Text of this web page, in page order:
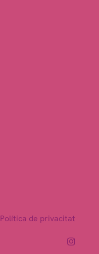
Política de privacitat
Link